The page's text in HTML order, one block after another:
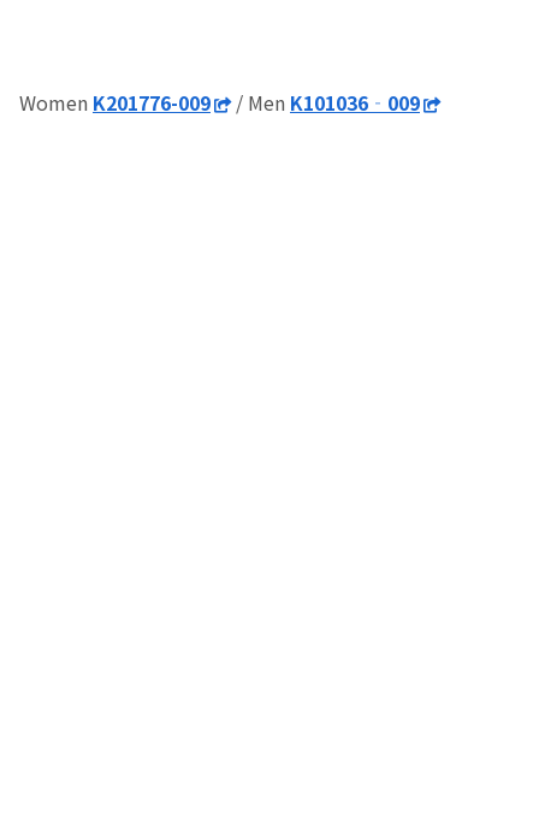
Women K201776-009 / Men K101036‐009